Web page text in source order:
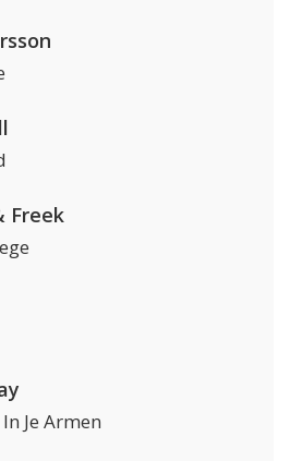
Freek
Je Armen